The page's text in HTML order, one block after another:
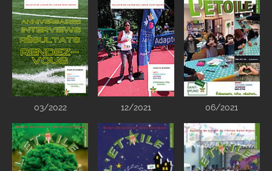
03/2022 12/2021 06/2021